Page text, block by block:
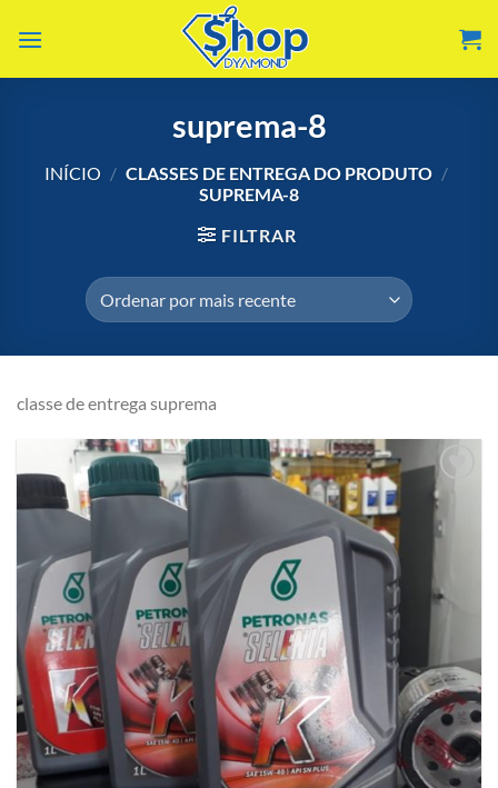
suprema-8
INÍCIO / CLASSES DE ENTREGA DO PRODUTO /
SUPREMA-8
FILTRAR
classe de entrega suprema
Adicionar